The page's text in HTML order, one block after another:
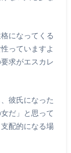
になってくる
っていますよ
求がエスカレ
彼氏になった
だ」と思って
配的になる場